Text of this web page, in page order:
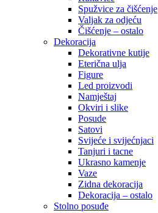
Spužvice za čišćenje
Valjak za odjeću
Čišćenje – ostalo
Dekoracija
Dekorativne kutije
Eterična ulja
Figure
Led proizvodi
Namještaj
Okviri i slike
Posude
Satovi
Svijeće i svijećnjaci
Tanjuri i tacne
Ukrasno kamenje
Vaze
Zidna dekoracija
Dekoracija – ostalo
Stolno posuđe